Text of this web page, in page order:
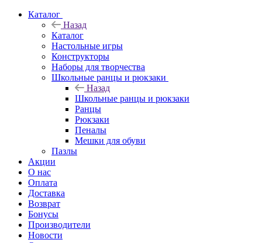
Каталог
Назад
Каталог
Настольные игры
Конструкторы
Наборы для творчества
Школьные ранцы и рюкзаки
Назад
Школьные ранцы и рюкзаки
Ранцы
Рюкзаки
Пеналы
Мешки для обуви
Пазлы
Акции
О нас
Оплата
Доставка
Возврат
Бонусы
Производители
Новости